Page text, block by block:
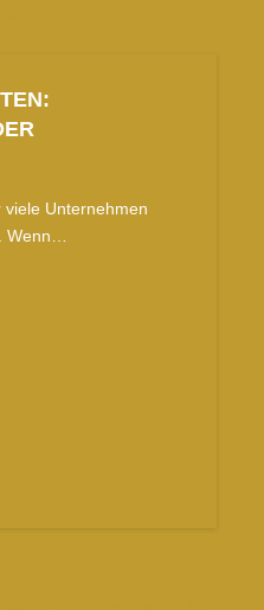
Unternehmen
Wenn…